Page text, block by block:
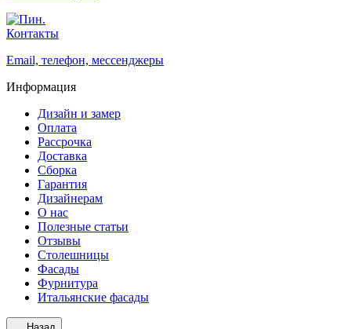
Контакты
Email, телефон, мессенджеры
Информация
Дизайн и замер
Оплата
Рассрочка
Доставка
Сборка
Гарантия
Дизайнерам
О нас
Полезные статьи
Отзывы
Столешницы
Фасады
Фурнитура
Итальянские фасады